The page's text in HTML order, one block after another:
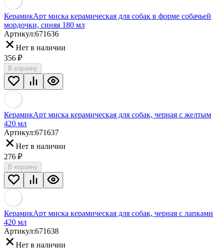
КерамикАрт миска керамическая для собак в форме собачьей
мордочки, синяя 180 мл
Артикул:671636
Нет в наличии
356 ₽
В корзину
КерамикАрт миска керамическая для собак, черная с желтым
420 мл
Артикул:671637
Нет в наличии
276 ₽
В корзину
КерамикАрт миска керамическая для собак, черная с лапками
420 мл
Артикул:671638
Нет в наличии